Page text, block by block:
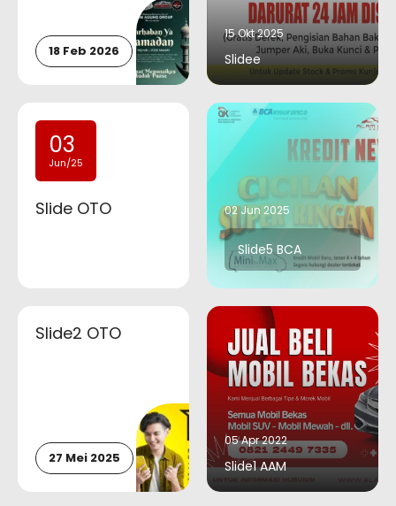
18 Feb 2026
15 Okt 2025
Slidee
03
Jun/25
Slide OTO 02 Jun 2025
Slide5 BCA
Slide2 OTO
27 Mei 2025
05 Apr 2022
Slide1 AAM